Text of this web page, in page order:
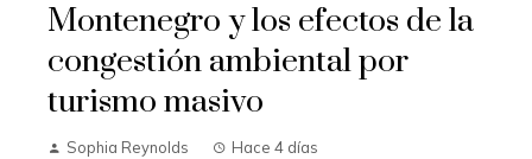
Montenegro y los efectos de la
congestión ambiental por
turismo masivo
Sophia Reynolds Hace 4 días